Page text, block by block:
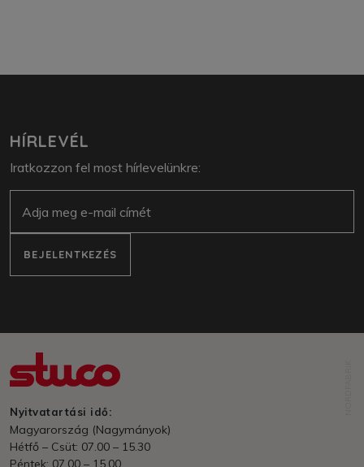
HÍRLEVÉL
Iratkozzon fel most hírlevelünkre:
BEJELENTKEZÉS
Nyitvatartási idő:
Magyarország (Nagymányok)
Hétfő – Csüt: 07.00 – 15.30
Péntek: 07.00 – 15.00